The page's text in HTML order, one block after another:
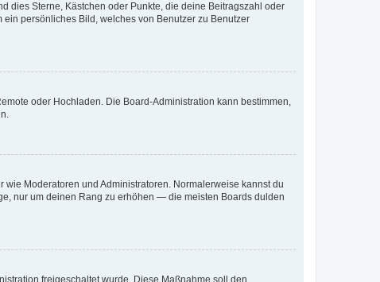
dies Sterne, Kästchen oder Punkte, die deine Beitragszahl oder
persönliches Bild, welches von Benutzer zu Benutzer
oder Hochladen. Die Board-Administration kann bestimmen,
Moderatoren und Administratoren. Normalerweise kannst du
nur um deinen Rang zu erhöhen — die meisten Boards dulden
freigeschaltet wurde. Diese Maßnahme soll den